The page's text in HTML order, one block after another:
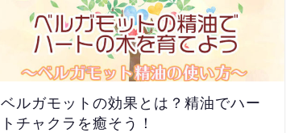
ベルガモットの効果とは？精油でハー
トチャクラを癒そう！